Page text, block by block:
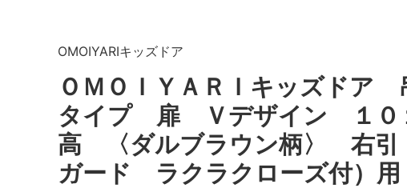
OMOIYARIキッズドア
ＯＭＯＩＹＡＲＩキッズドア
タイプ 扉 Ｖデザイン １０
高 〈ダルブラウン柄〉 右
ガード ラクラクローズ付）用